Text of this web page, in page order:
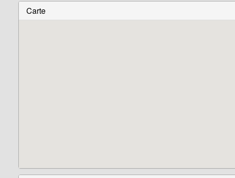
Carte